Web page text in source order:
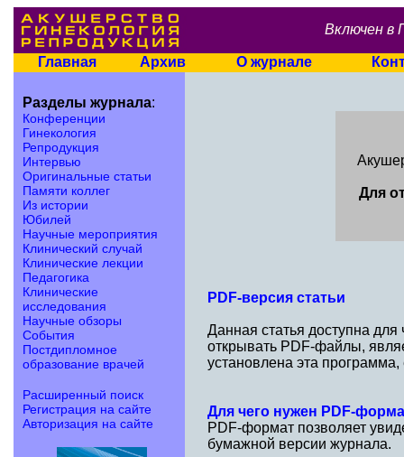
Включен в
Главная Архив О журнале
Разделы журнала:
Конференции
Гинекология
Репродукция
Интервью
Оригинальные статьи
Памяти коллег
Из истории
Юбилей
Научные мероприятия
Клинический случай
Клинические лекции
Педагогика
Клинические
исследования
Научные обзоры
События
Постдипломное
образование врачей
Расширенный поиск
Регистрация на сайте
Авторизация на сайте
Для
PDF-версия статьи
Данная статья доступна
открывать PDF-файлы,
установлена эта
Для чего нужен PDF-
PDF-формат позволяет
бумажной версии журнала.